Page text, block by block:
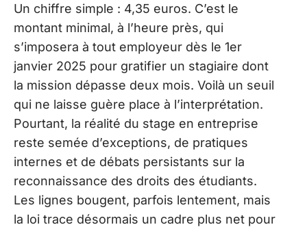
Un chiffre simple : 4,35 euros. C’est le
montant minimal, à l’heure près, qui
s’imposera à tout employeur dès le 1er
janvier 2025 pour gratifier un stagiaire dont
la mission dépasse deux mois. Voilà un seuil
qui ne laisse guère place à l’interprétation.
Pourtant, la réalité du stage en entreprise
reste semée d’exceptions, de pratiques
internes et de débats persistants sur la
reconnaissance des droits des étudiants.
Les lignes bougent, parfois lentement, mais
la loi trace désormais un cadre plus net pour